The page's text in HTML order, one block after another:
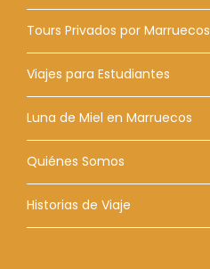
Tours Privados por Marruecos
Viajes para Estudiantes
Luna de Miel en Marruecos
Quiénes Somos
Historias de Viaje